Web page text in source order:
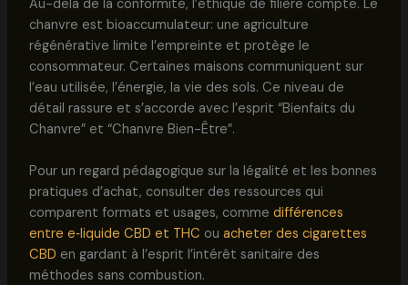
Au-delà de la conformité, l’éthique de filière compte. Le
chanvre est bioaccumulateur: une agriculture
régénérative limite l’empreinte et protège le
consommateur. Certaines maisons communiquent sur
l’eau utilisée, l’énergie, la vie des sols. Ce niveau de
détail rassure et s’accorde avec l’esprit “Bienfaits du
Chanvre” et “Chanvre Bien-Être”.
Pour un regard pédagogique sur la légalité et les bonnes
pratiques d’achat, consulter des ressources qui
comparent formats et usages, comme différences
entre e‑liquide CBD et THC ou acheter des cigarettes
CBD en gardant à l’esprit l’intérêt sanitaire des
méthodes sans combustion.